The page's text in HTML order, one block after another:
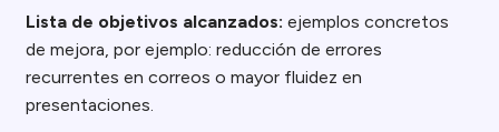
Lista de objetivos alcanzados: ejemplos concretos
de mejora, por ejemplo: reducción de errores
recurrentes en correos o mayor fluidez en
presentaciones.